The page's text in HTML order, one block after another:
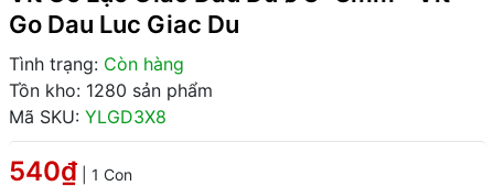
Go Dau Luc Giac Du
Tình trạng: Còn hàng
Tồn kho: 1280 sản phẩm
Mã SKU: YLGD3X8
540₫ | 1 Con